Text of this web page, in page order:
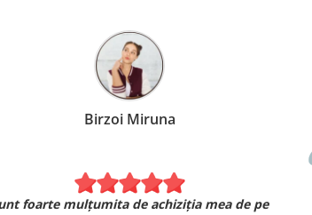
Birzoi Miruna
Sunt foarte mulțumita de achiziția mea de pe